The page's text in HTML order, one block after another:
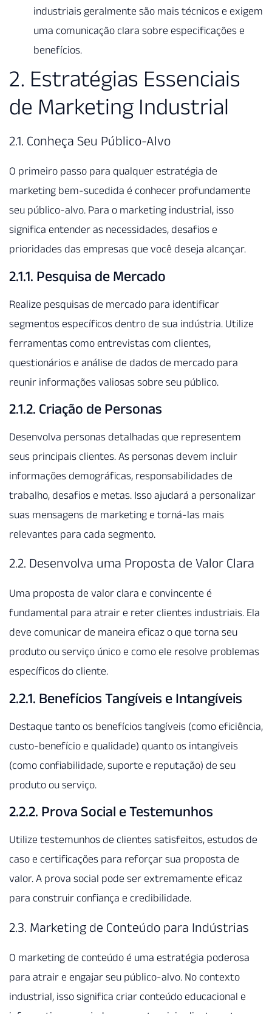
industriais geralmente são mais técnicos e exigem
uma comunicação clara sobre especificações e
benefícios.
2. Estratégias Essenciais
de Marketing Industrial
2.1. Conheça Seu Público-Alvo
O primeiro passo para qualquer estratégia de
marketing bem-sucedida é conhecer profundamente
seu público-alvo. Para o marketing industrial, isso
significa entender as necessidades, desafios e
prioridades das empresas que você deseja alcançar.
2.1.1. Pesquisa de Mercado
Realize pesquisas de mercado para identificar
segmentos específicos dentro de sua indústria. Utilize
ferramentas como entrevistas com clientes,
questionários e análise de dados de mercado para
reunir informações valiosas sobre seu público.
2.1.2. Criação de Personas
Desenvolva personas detalhadas que representem
seus principais clientes. As personas devem incluir
informações demográficas, responsabilidades de
trabalho, desafios e metas. Isso ajudará a personalizar
suas mensagens de marketing e torná-las mais
relevantes para cada segmento.
2.2. Desenvolva uma Proposta de Valor Clara
Uma proposta de valor clara e convincente é
fundamental para atrair e reter clientes industriais. Ela
deve comunicar de maneira eficaz o que torna seu
produto ou serviço único e como ele resolve problemas
específicos do cliente.
2.2.1. Benefícios Tangíveis e Intangíveis
Destaque tanto os benefícios tangíveis (como eficiência,
custo-benefício e qualidade) quanto os intangíveis
(como confiabilidade, suporte e reputação) de seu
produto ou serviço.
2.2.2. Prova Social e Testemunhos
Utilize testemunhos de clientes satisfeitos, estudos de
caso e certificações para reforçar sua proposta de
valor. A prova social pode ser extremamente eficaz
para construir confiança e credibilidade.
2.3. Marketing de Conteúdo para Indústrias
O marketing de conteúdo é uma estratégia poderosa
para atrair e engajar seu público-alvo. No contexto
industrial, isso significa criar conteúdo educacional e